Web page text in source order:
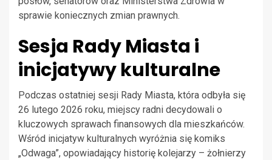
sprawie koniecznych zmian prawnych.
Sesja Rady Miasta i
inicjatywy kulturalne
Podczas ostatniej sesji Rady Miasta, która odbyła się
26 lutego 2026 roku, miejscy radni decydowali o
kluczowych sprawach finansowych dla mieszkańców.
Wśród inicjatyw kulturalnych wyróżnia się komiks
„Odwaga”, opowiadający historię kolejarzy – żołnierzy